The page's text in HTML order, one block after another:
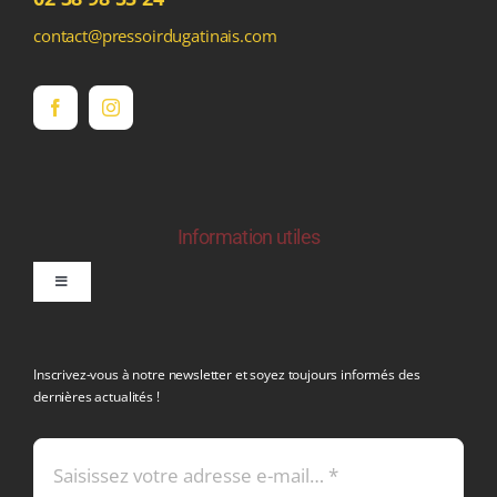
contact@pressoirdugatinais.com
Information utiles
Toggle
Mentions légales
Inscrivez-vous à notre newsletter et soyez toujours informés des
dernières actualités !